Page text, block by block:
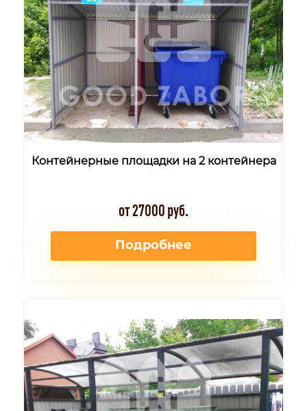
Контейнерные площадки на 2 контейнера
от 27000 руб.
Подробнее